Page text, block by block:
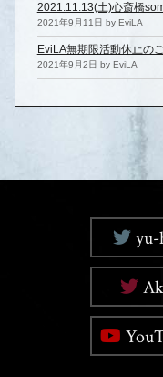
2021.11.13(土)心斎橋
2021年9月11日 by EviLA
EviLA無期限活動休止の
2021年9月2日 by EviLA
yu-